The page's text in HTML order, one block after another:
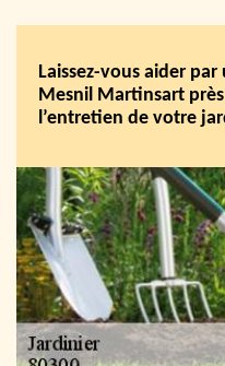
Laissez-vous aider
Mesnil Martinsart
l’entretien de votre